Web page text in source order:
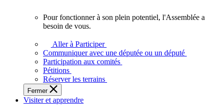
plein
potentiel,
l'Assemblée
a
besoin
de
Pour fonctionner à son plein potentiel, l'Assemblée a
besoin de vous.
Aller à Participer
Communiquer avec une députée ou un député
Participation aux comités
Pétitions
Réserver les terrains
Fermer
Visiter et apprendre